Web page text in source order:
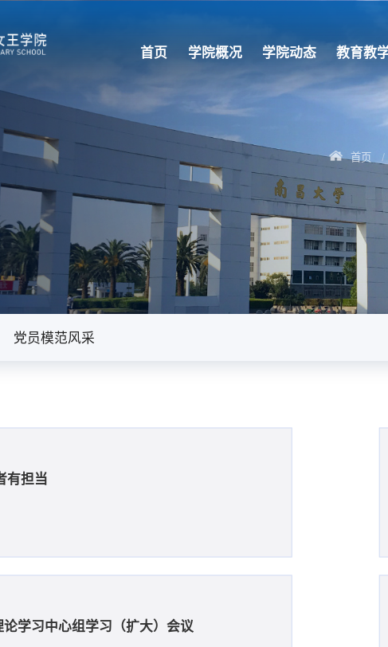
首页 学院概况 学院动态 教育教
首页 /
党员模范风采
有担当
学习中心组学习（扩大）会议